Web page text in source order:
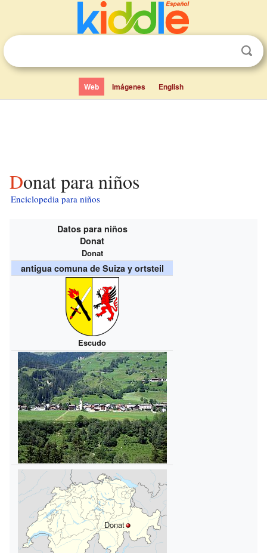
Web Imágenes English
Donat para niños
Enciclopedia para niños
Datos para niños
Donat
Donat
antigua comuna de Suiza y ortsteil
Escudo
Donat